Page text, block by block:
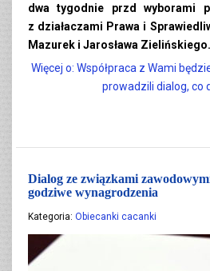
dwa tygodnie przd wyborami
z działaczami Prawa i
Mazurek i Jarosława Zielińskiego.
Więcej o: Współpraca z Wami
prowadzili dialog, co
Dialog ze związkami
godziwe wynagrodzenia
Kategoria: Obiecanki cacanki